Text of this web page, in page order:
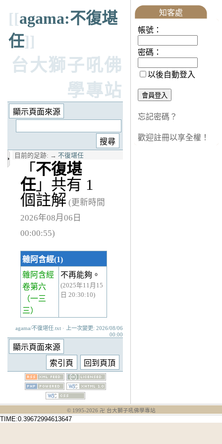
[[agama:不復堪
任]]
台大獅子吼佛
學專站
目前的足跡: → 不復堪任
「 不復堪
任」共有 1
個註解 (更新時間
2026年08月06日
00:00:55)
雜阿含經(1)
雜阿含經
卷第六
（一三
三）
不再能夠。
(2025年11月15
日 20:30:10)
agama/不復堪任.txt · 上一次變更: 2026/08/06
00:00
知客處
帳號：
密碼：
以後自動登入
忘記密碼？
歡迎註冊以享全權！
© 1995-2026 卍 台大獅子吼佛學專站
TIME:0.39672994613647